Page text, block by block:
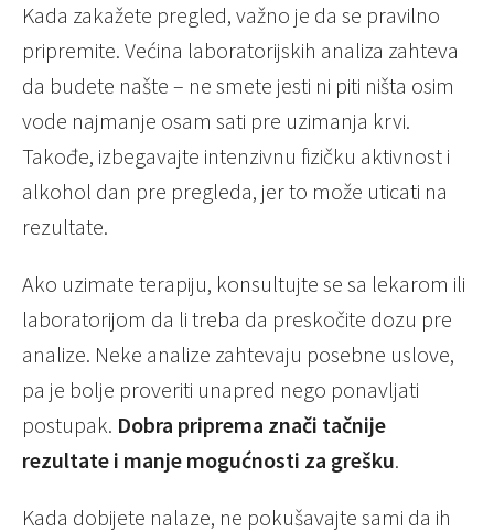
Kada zakažete pregled, važno je da se pravilno
pripremite. Većina laboratorijskih analiza zahteva
da budete našte – ne smete jesti ni piti ništa osim
vode najmanje osam sati pre uzimanja krvi.
Takođe, izbegavajte intenzivnu fizičku aktivnost i
alkohol dan pre pregleda, jer to može uticati na
rezultate.
Ako uzimate terapiju, konsultujte se sa lekarom ili
laboratorijom da li treba da preskočite dozu pre
analize. Neke analize zahtevaju posebne uslove,
pa je bolje proveriti unapred nego ponavljati
postupak. Dobra priprema znači tačnije
rezultate i manje mogućnosti za grešku.
Kada dobijete nalaze, ne pokušavajte sami da ih